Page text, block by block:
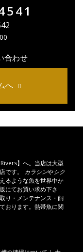
合わせ
へ
】へ。当店は大型
です。 カラシンやシク
るような魚を世界中か
にてお買い求め下さ
り・メンテナンス・飼
おります。熱帯魚に関